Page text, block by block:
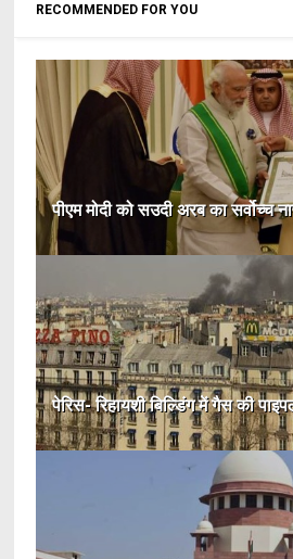
RECOMMENDED FOR YOU
पीएम मोदी को सउदी अरब का सर्वोच्च
पेरिस- रिहायशी बिल्डिंग में गैस की